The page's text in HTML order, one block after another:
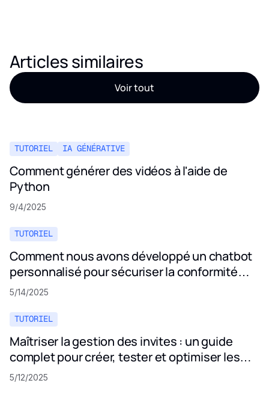
Articles similaires
Voir tout
TUTORIEL IA GÉNÉRATIVE
Comment générer des vidéos à l'aide de
Python
9/4/2025
TUTORIEL
Comment nous avons développé un chatbot
personnalisé pour sécuriser la conformité
aux politiques de confidentialité
5/14/2025
TUTORIEL
Maîtriser la gestion des invites : un guide
complet pour créer, tester et optimiser les
invites LLM
5/12/2025